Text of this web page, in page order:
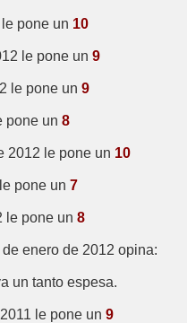
pone un 10
le pone un 9
le pone un 9
pone un 8
2012 le pone un 10
pone un 7
le pone un 8
enero de 2012 opina:
un tanto espesa.
le pone un 9